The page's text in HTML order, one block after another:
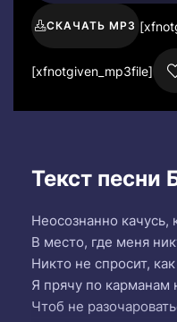
СКАЧАТЬ MP3
[xfnotgiven_mp3file]
Текст песни
Неосознанно качусь,
В место, где меня
Никто не спросит,
Я прячу по карманам
Чтоб не